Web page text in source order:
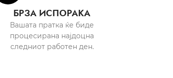
БРЗА ИСПОРАКА
Вашата пратка ќе биде
процесирана најдоцна
следниот работен ден.